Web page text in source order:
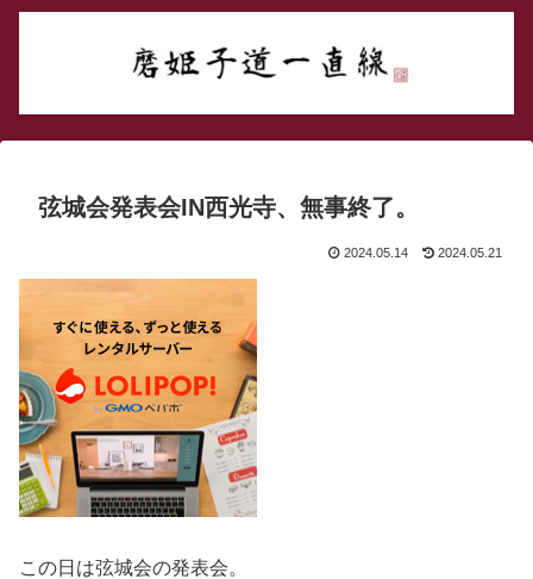
弦城会発表会IN西光寺、無事終了。
2024.05.14 2024.05.21
この日は弦城会の発表会。